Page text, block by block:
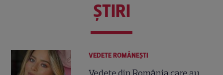
ŞTIRI
VEDETE ROMÂNEŞTI
Vedete din România care au